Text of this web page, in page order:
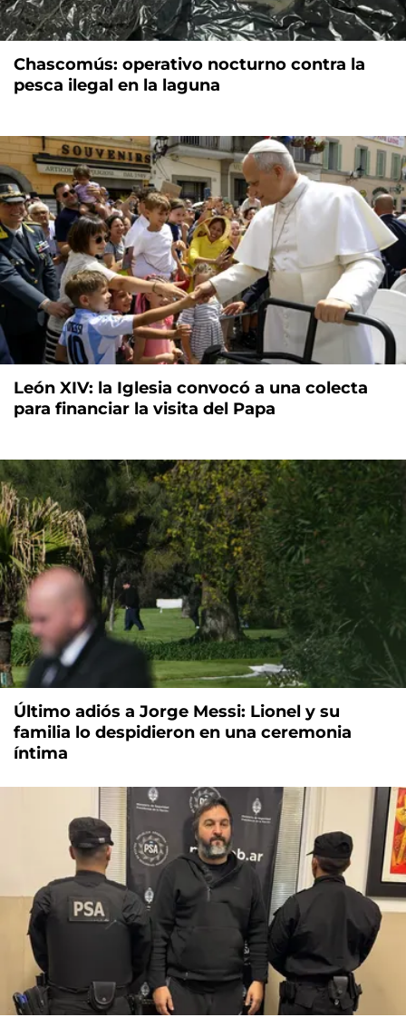
Chascomús: operativo nocturno contra la
pesca ilegal en la laguna
León XIV: la Iglesia convocó a una colecta
para financiar la visita del Papa
Último adiós a Jorge Messi: Lionel y su
familia lo despidieron en una ceremonia
íntima